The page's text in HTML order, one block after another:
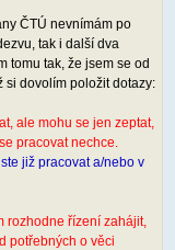
ČTÚ nevnímám po
tak i další dva
tomu tak, že jsem se od
si dovolím položit dotazy:
ale mohu se jen zeptat,
pracovat nechce.
již pracovat a/nebo v
rozhodne řízení zahájit,
potřebných o věci